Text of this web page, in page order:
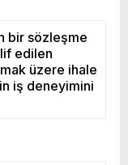
bir sözleşme
edilen
üzere ihale
iş deneyimini